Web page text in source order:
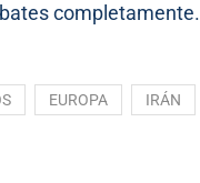
completamente.
EUROPA IRÁN